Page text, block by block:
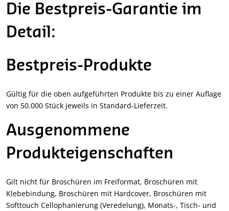
Die Bestpreis-Garantie im
Detail:
Bestpreis-Produkte
Gültig für die oben aufgeführten Produkte bis zu einer Auflage
von 50.000 Stück jeweils in Standard-Lieferzeit.
Ausgenommene
Produkteigenschaften
Gilt nicht für Broschüren im Freiformat, Broschüren mit
Klebebindung, Broschüren mit Hardcover, Broschüren mit
Softtouch Cellophanierung (Veredelung), Monats-, Tisch- und